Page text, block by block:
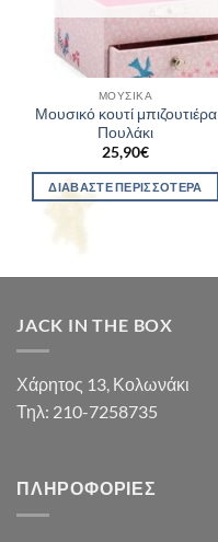
ΜΟΥΣΙΚΆ
Μουσικό κουτί μπιζουτιέρα
Πουλάκι
25,90€
ΔΙΑΒΆΣΤΕ ΠΕΡΙΣΣΌΤΕΡΑ
JACK IN THE BOX
Χάρητος 13, Κολωνάκι
Τηλ: 210-7258735
ΠΛΗΡΟΦΟΡΊΕΣ